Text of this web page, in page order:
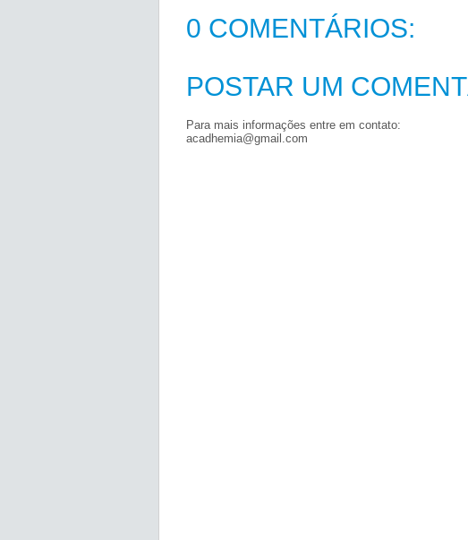
0 COMENTÁRIOS:
POSTAR UM
Para mais informações entre em contato:
acadhemia@gmail.com